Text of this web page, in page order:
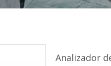
Analizador